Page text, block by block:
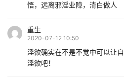
悟，远离邪淫业障，清白做人
重生
2020-07-12 10:50
淫欲确实在不是不觉中可以让
淫欲吧！